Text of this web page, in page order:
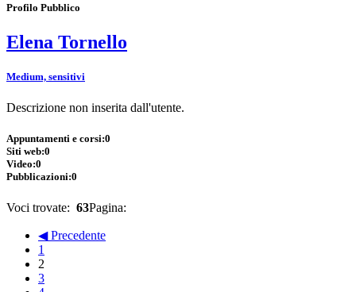
Profilo Pubblico
Elena Tornello
Medium, sensitivi
Descrizione non inserita dall'utente.
Appuntamenti e corsi:0
Siti web:0
Video:0
Pubblicazioni:0
Voci trovate: 63Pagina:
◀ Precedente
1
2
3